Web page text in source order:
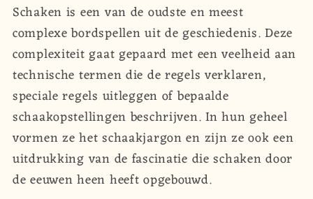
Schaken is een van de oudste en meest
complexe bordspellen uit de geschiedenis. Deze
complexiteit gaat gepaard met een veelheid aan
technische termen die de regels verklaren,
speciale regels uitleggen of bepaalde
schaakopstellingen beschrijven. In hun geheel
vormen ze het schaakjargon en zijn ze ook een
uitdrukking van de fascinatie die schaken door
de eeuwen heen heeft opgebouwd.